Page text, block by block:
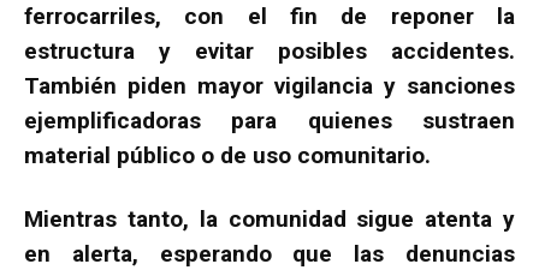
ferrocarriles, con el fin de reponer la
estructura y evitar posibles accidentes.
También piden mayor vigilancia y sanciones
ejemplificadoras para quienes sustraen
material público o de uso comunitario.
Mientras tanto, la comunidad sigue atenta y
en alerta, esperando que las denuncias